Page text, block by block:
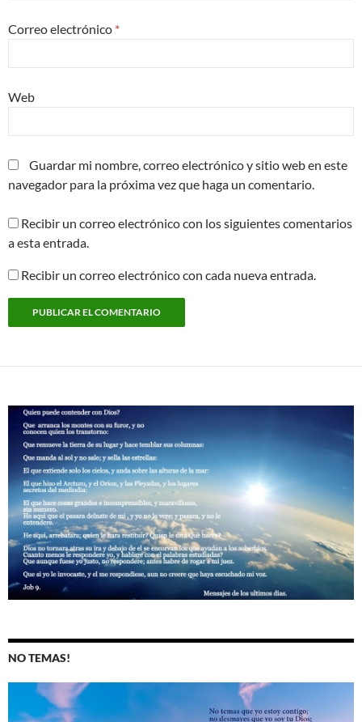
Correo electrónico *
Web
Guardar mi nombre, correo electrónico y sitio web en este
navegador para la próxima vez que haga un comentario.
Recibir un correo electrónico con los siguientes comentarios
a esta entrada.
Recibir un correo electrónico con cada nueva entrada.
NO TEMAS!